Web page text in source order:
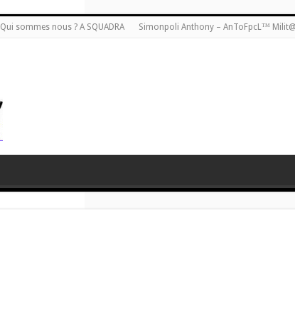
Qui sommes nous ? A SQUADRA Simonpoli Anthony – AnToFpcL™